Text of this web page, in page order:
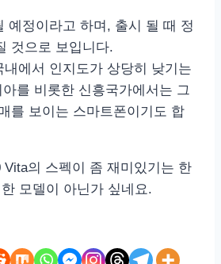
예정이라고 하며, 출시 될 때 정
것으로 보입니다.
에서 인지도가 상당히 낮기는
를 비롯한 신흥국가에서는 그
를 보이는 스마트폰이기도 합
Vita의 스펙이 좀 재미있기는 한
모델이 아닌가 싶네요.